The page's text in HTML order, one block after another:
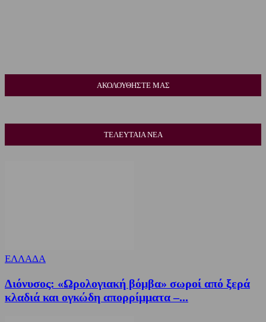
ΑΚΟΛΟΥΘΗΣΤΕ ΜΑΣ
ΤΕΛΕΥΤΑΙΑ ΝΕΑ
ΕΛΛΑΔΑ
Διόνυσος: «Ωρολογιακή βόμβα» σωροί από ξερά
κλαδιά και ογκώδη απορρίμματα –...